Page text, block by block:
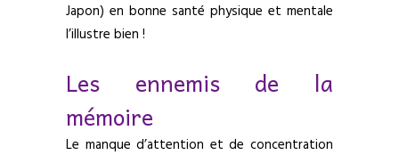
Japon) en bonne santé physique et mentale
l’illustre bien !
Les ennemis de la
mémoire
Le manque d’attention et de concentration